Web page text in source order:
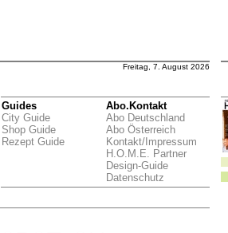
Freitag, 7. August 2026
Guides
City Guide
Shop Guide
Rezept Guide
Abo.Kontakt
Abo Deutschland
Abo Österreich
Kontakt/Impressum
H.O.M.E. Partner
Design-Guide
Datenschutz